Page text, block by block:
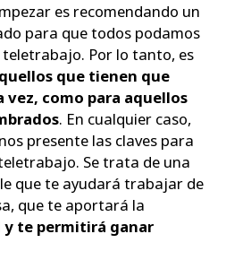
es recomendando un
para que todos podamos
Por lo tanto, es
que tienen que
como para aquellos
. En cualquier caso,
presente las claves para
Se trata de una
que te ayudará trabajar de
que te aportará la
te permitirá ganar